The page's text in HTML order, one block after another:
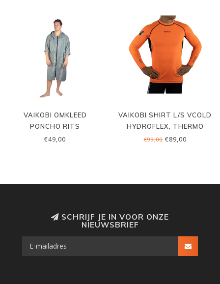
VAIKOBI OMKLEED
PONCHO RITS
€49,00
VAIKOBI SHIRT L/S VCOLD
HYDROFLEX, THERMO
€99,00€89,00
SCHRIJF JE IN VOOR ONZE
NIEUWSBRIEF